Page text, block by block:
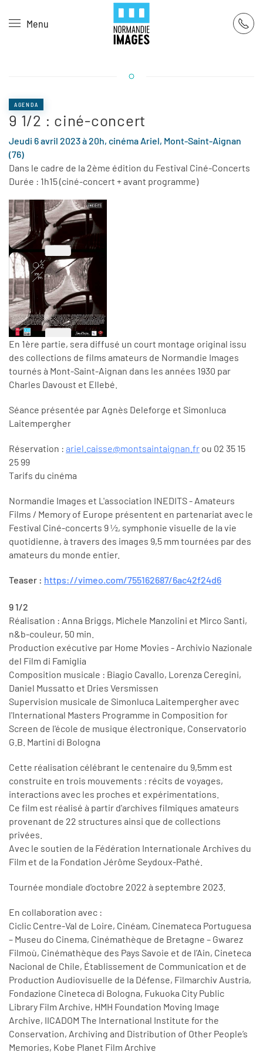
Skip to main content
Menu
AGENDA
9 1/2 : ciné-concert
Jeudi 6 avril 2023 à 20h, cinéma Ariel, Mont-Saint-Aignan
(76)
Dans le cadre de la 2ème édition du Festival Ciné-Concerts
Durée : 1h15 (ciné-concert + avant programme)
En 1ère partie, sera diffusé un court montage original issu
des collections de films amateurs de Normandie Images
tournés à Mont-Saint-Aignan dans les années 1930 par
Charles Davoust et Ellebé.
Séance présentée par Agnès Deleforge et Simonluca
Laitempergher
Réservation : ariel.caisse@montsaintaignan.fr ou 02 35 15
25 99
Tarifs du cinéma
Normandie Images et L'association INEDITS - Amateurs
Films / Memory of Europe présentent en partenariat avec le
Festival Ciné-concerts 9 1⁄2, symphonie visuelle de la vie
quotidienne, à travers des images 9,5 mm tournées par des
amateurs du monde entier.
Teaser : https://vimeo.com/755162687/6ac42f24d6
9 1/2
Réalisation : Anna Briggs, Michele Manzolini et Mirco Santi,
n&b-couleur, 50 min.
Production exécutive par Home Movies - Archivio Nazionale
del Film di Famiglia
Composition musicale : Biagio Cavallo, Lorenza Ceregini,
Daniel Mussatto et Dries Versmissen
Supervision musicale de Simonluca Laitempergher avec
l'International Masters Programme in Composition for
Screen de l'école de musique électronique, Conservatorio
G.B. Martini di Bologna
Cette réalisation célébrant le centenaire du 9,5mm est
construite en trois mouvements : récits de voyages,
interactions avec les proches et expérimentations.
Ce film est réalisé à partir d'archives filmiques amateurs
provenant de 22 structures ainsi que de collections
privées.
Avec le soutien de la Fédération Internationale Archives du
Film et de la Fondation Jérôme Seydoux-Pathé.
Tournée mondiale d'octobre 2022 à septembre 2023.
En collaboration avec :
Ciclic Centre-Val de Loire, Cinéam, Cinemateca Portuguesa
– Museu do Cinema, Cinémathèque de Bretagne – Gwarez
Filmoù, Cinémathèque des Pays Savoie et de l’Ain, Cineteca
Nacional de Chile, Établissement de Communication et de
Production Audiovisuelle de la Défense, Filmarchiv Austria,
Fondazione Cineteca di Bologna, Fukuoka City Public
Library Film Archive, HMH Foundation Moving Image
Archive, IICADOM The International Institute for the
Conservation, Archiving and Distribution of Other People’s
Memories, Kobe Planet Film Archive
Panneau de gestion des cookies